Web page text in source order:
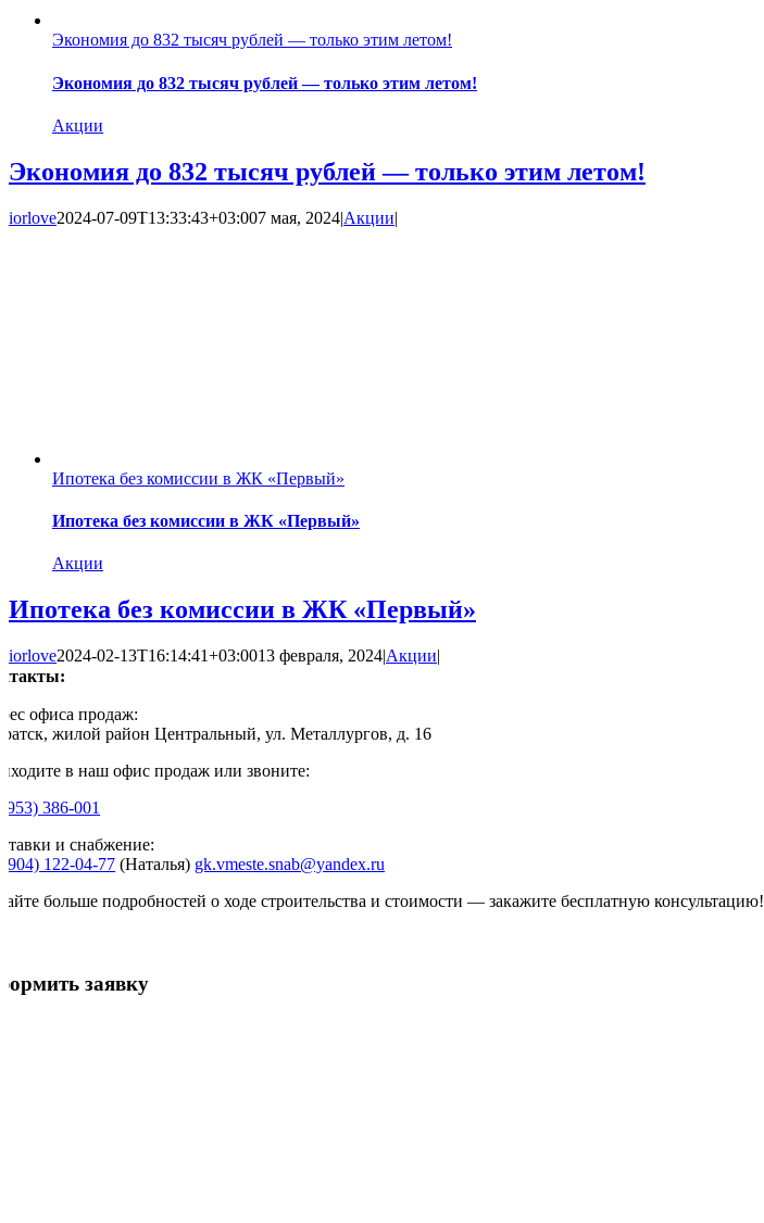
Экономия до 832 тысяч рублей — только этим летом!
Экономия до 832 тысяч рублей — только этим летом!
Акции
Экономия до 832 тысяч рублей — только этим летом!
iorlove2024-07-09T13:33:43+03:007 мая, 2024|Акции|
Ипотека без комиссии в ЖК «Первый»
Ипотека без комиссии в ЖК «Первый»
Акции
Ипотека без комиссии в ЖК «Первый»
iorlove2024-02-13T16:14:41+03:0013 февраля, 2024|Акции|
офиса продаж:
жилой район Центральный, ул. Металлургов, д. 16
в наш офис продаж или звоните:
386-001
и снабжение:
122-04-77 (Наталья) gk.vmeste.snab@yandex.ru
больше подробностей о ходе строительства и стоимости — закажите бесплатную консультацию!
заявку